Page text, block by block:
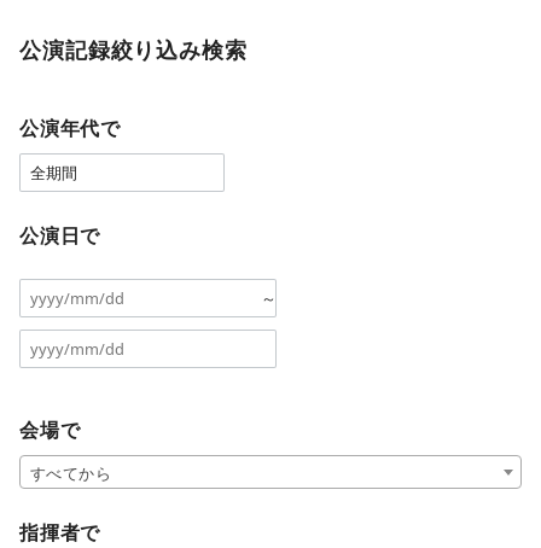
公演記録絞り込み検索
公演年代で
公演日で
～
会場で
すべてから
指揮者で